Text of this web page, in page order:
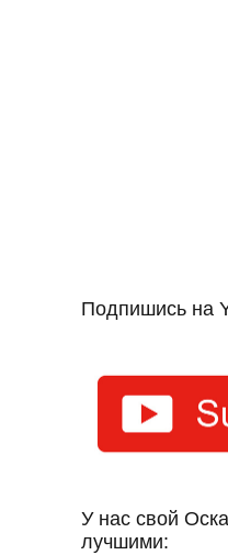
Подпишись на
У нас свой
лучшими: